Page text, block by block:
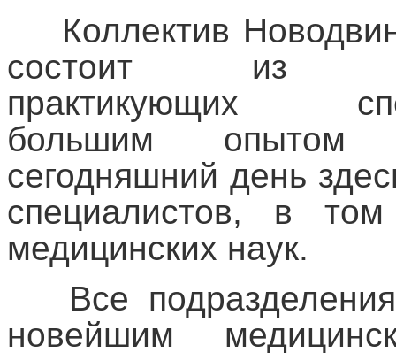
Коллектив
состоит из
практикующих
большим опытом
сегодняшний день
специалистов, в
медицинских наук.
Все
новейшим